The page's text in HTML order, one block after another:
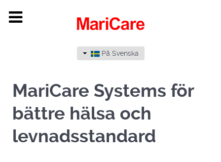
På Svenska
MariCare Systems för
bättre hälsa och
levnadsstandard